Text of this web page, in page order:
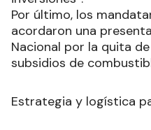
Por último, los
acordaron una
Nacional por la quita
subsidios de
Estrategia y logística